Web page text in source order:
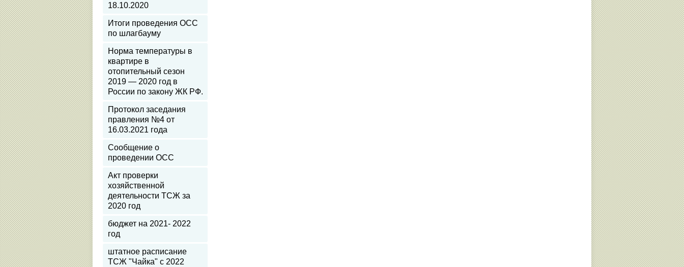
18.10.2020
Итоги проведения ОСС
по шлагбауму
Норма температуры в
квартире в
отопительный сезон
2019 — 2020 год в
России по закону ЖК РФ.
Протокол заседания
правления №4 от
16.03.2021 года
Сообщение о
проведении ОСС
Акт проверки
хозяйственной
деятельности ТСЖ за
2020 год
бюджет на 2021- 2022
год
штатное расписание
ТСЖ "Чайка" с 2022